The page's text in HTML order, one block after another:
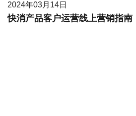
2024年03月14日
快消产品客户运营线上营销指南